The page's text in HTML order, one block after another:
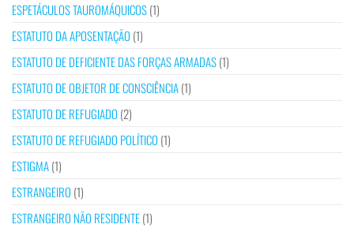
ESPETÁCULOS TAUROMÁQUICOS(1)
ESTATUTO DA APOSENTAÇÃO (1)
ESTATUTO DE DEFICIENTE DAS FORÇAS ARMADAS(1)
ESTATUTO DE OBJETOR DE CONSCIÊNCIA(1)
ESTATUTO DE REFUGIADO (2)
ESTATUTO DE REFUGIADO POLÍTICO (1)
ESTIGMA(1)
ESTRANGEIRO (1)
ESTRANGEIRO NÃO RESIDENTE(1)